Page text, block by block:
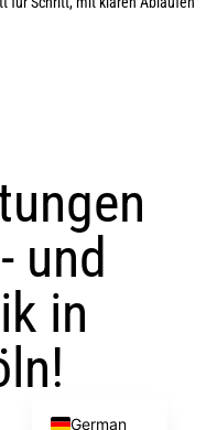
und
in
German
Arabic
Turkish